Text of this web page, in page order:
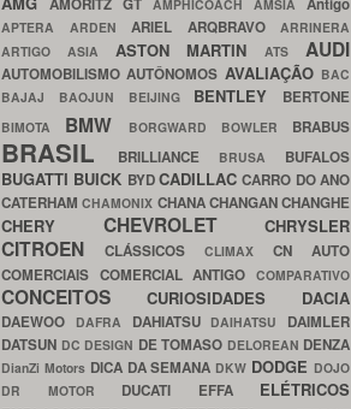
AMORITZ GT AMPHICOACH AMSIA Antigo
APTERA ARDEN ARIEL ARQBRAVO ARRINERA
ARTIGO ASIA ASTON MARTINATS AUDI
AUTOMOBILISMOAUTÔNOMOS AVALIAÇÃO BAC
BAJAJ BAOJUN BEIJING BENTLEY BERTONE
BIMOTA BMW BORGWARD BOWLER BRABUS
BRASIL BRILLIANCE BRUSA BUFALOS
BUGATTI BUICK BYDCADILLACCARRO DO ANO
CATERHAMCHAMONIX CHANACHANGANCHANGHE
CHERY CHEVROLET CHRYSLER
CITROEN CLÁSSICOS CLIMAX CN AUTO
COMERCIAIS COMERCIAL ANTIGOCOMPARATIVO
CONCEITOS CURIOSIDADES DACIA
DAEWOO DAFRA DAHIATSU DAIHATSU DAIMLER
DATSUN DC DESIGN DE TOMASO DELOREAN DENZA
DianZi Motors DICA DA SEMANA DKW DODGE DOJO
DR MOTOR DUCATI EFFA ELÉTRICOS